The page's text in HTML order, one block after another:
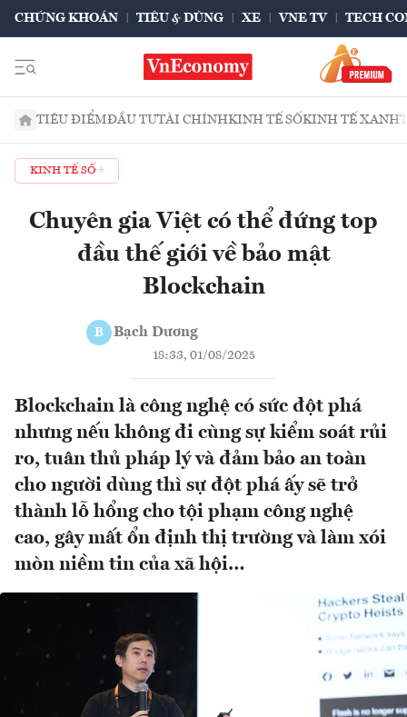
CHỨNG KHOÁN TIÊU & DÙNG XE VNE TV TECH
TIÊU ĐIỂMĐẦU TƯTÀI CHÍNHKINH TẾ SỐKINH TẾ XANH
KINH TẾ SỐ
Chuyên gia Việt có thể đứng top
đầu thế giới về bảo mật
Blockchain
B Bạch Dương
18:33, 01/08/2025
Blockchain là công nghệ có sức đột phá
nhưng nếu không đi cùng sự kiểm soát rủi
ro, tuân thủ pháp lý và đảm bảo an toàn
cho người dùng thì sự đột phá ấy sẽ trở
thành lỗ hổng cho tội phạm công nghệ
cao, gây mất ổn định thị trường và làm xói
mòn niềm tin của xã hội…